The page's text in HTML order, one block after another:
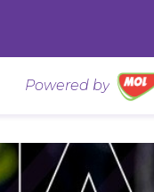
Powered by